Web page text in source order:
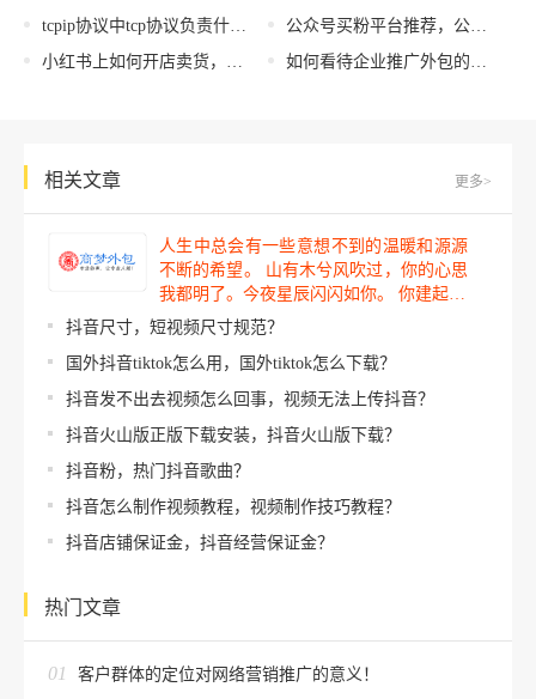
tcpip协议中tcp协议负责什么，互联网采用的是TCPIP协议族？
小红书上如何开店卖货，小红书怎样开店
公众号买粉平台推荐，公众号买粉是怎么实现的？
如何看待企业推广外包的弊端？
相关文章 更多>
人生中总会有一些意想不到的温暖和源源
不断的希望。 山有木兮风吹过，你的心思
我都明了。今夜星辰闪闪如你。 你建起…
抖音尺寸，短视频尺寸规范？
国外抖音tiktok怎么用，国外tiktok怎么下载？
抖音发不出去视频怎么回事，视频无法上传抖音？
抖音火山版正版下载安装，抖音火山版下载？
抖音粉，热门抖音歌曲？
抖音怎么制作视频教程，视频制作技巧教程？
抖音店铺保证金，抖音经营保证金？
热门文章
01 客户群体的定位对网络营销推广的意义！